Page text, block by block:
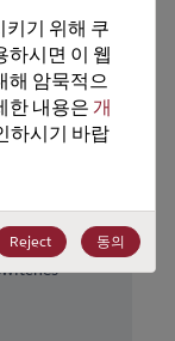
기 위해 쿠
하시면 이 웹
해 암묵적으
한 내용은 개
하시기 바랍
Reject 동의